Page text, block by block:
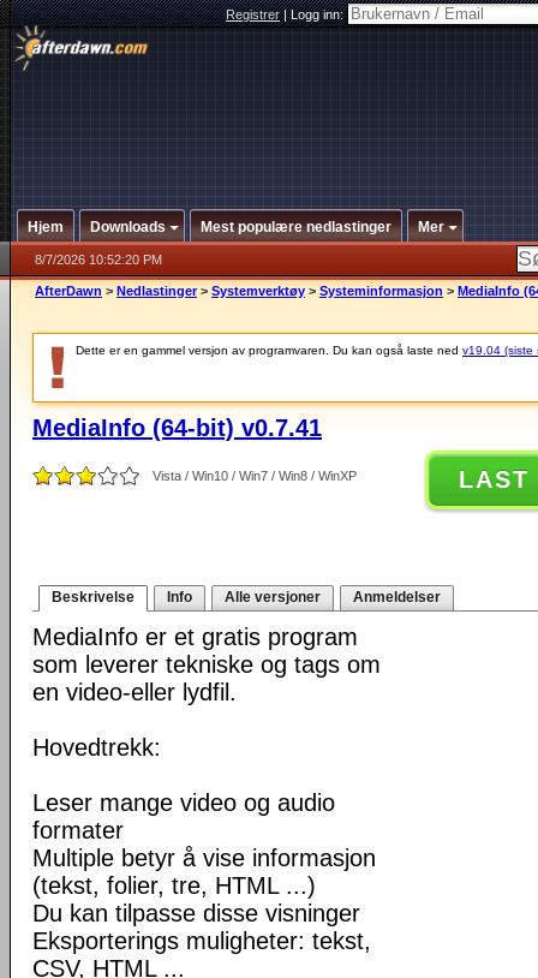
Registrer|Logg inn:
Hjem Downloads Mest populære nedlastinger Mer
8/7/2026 10:52:20 PM
AfterDawn > Nedlastinger > Systemverktøy > Systeminformasjon > MediaInfo
Dette er en gammel versjon av programvaren. Du kan også laste ned v19.04 (siste
MediaInfo (64-bit) v0.7.41
Vista / Win10 / Win7 / Win8 / WinXP LAST
Beskrivelse Info Alle versjoner Anmeldelser
MediaInfo er et gratis program
som leverer tekniske og tags om
en video-eller lydfil.
Hovedtrekk:
Leser mange video og audio
formater
Multiple betyr å vise informasjon
(tekst, folier, tre, HTML ...)
Du kan tilpasse disse visninger
Eksporterings muligheter: tekst,
CSV, HTML ...